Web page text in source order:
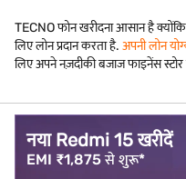
TECNO फोन खरीदना आसान है
लिए लोन प्रदान करता है. अपनी लोन
लिए अपने नज़दीकी बजाज फाइनेंस स्टोर
नया Redmi 15 खरीदें
EMI ₹1,875 से शुरू*